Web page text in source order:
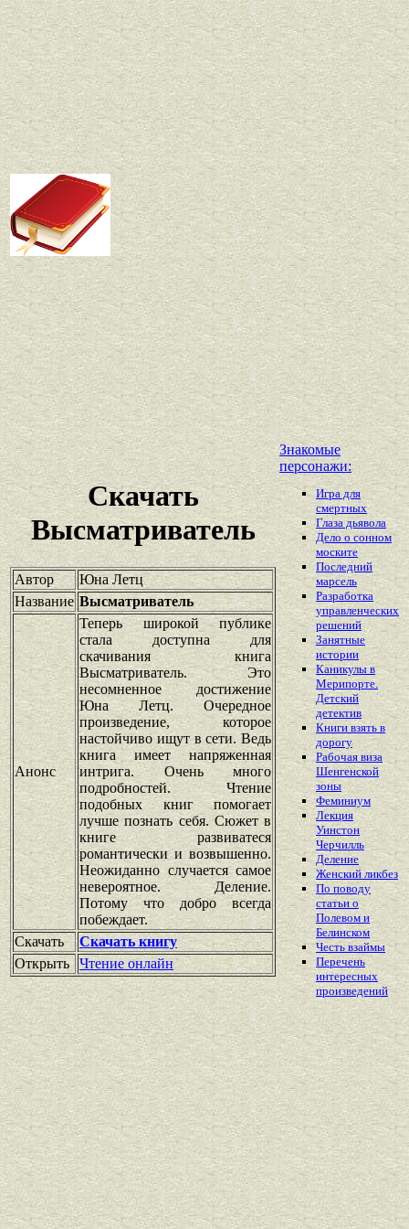
Скачать
Высматриватель
Автор
Юна Летц
Название Высматриватель
Анонс
Теперь широкой публике
стала доступна для
скачивания книга
Высматриватель. Это
несомненное достижение
Юна Летц. Очередное
произведение, которое
настойчиво ищут в сети. Ведь
книга имеет напряженная
интрига. Очень много
подробностей. Чтение
подобных книг помогает
лучше познать себя. Сюжет в
книге развиватеся
романтически и возвышенно.
Неожиданно случается самое
невероятное. Деление.
Потому что добро всегда
побеждает.
Скачать
Скачать книгу
Открыть
Чтение онлайн
Знакомые
персонажи:
Игра для
смертных
Глаза дьявола
Дело о сонном
моските
Последний
марсель
Разработка
управленческих
решений
Занятные
истории
Каникулы в
Мерипорте.
Детский
детектив
Книги взять в
дорогу
Рабочая виза
Шенгенской
зоны
Феминиум
Лекция
Уинстон
Черчилль
Деление
Женский ликбез
По поводу
статьи о
Полевом и
Белинском
Честь взаймы
Перечень
интересных
произведений